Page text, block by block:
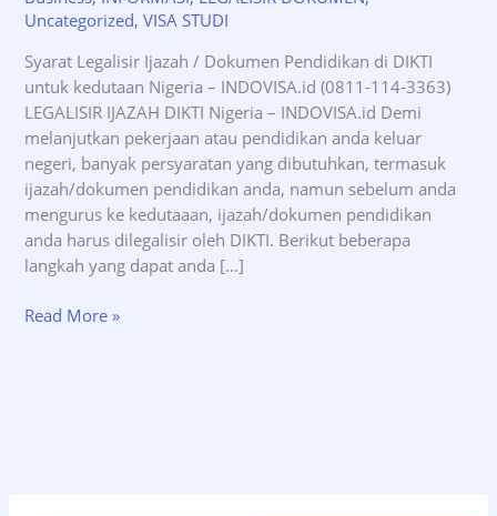
Uncategorized,VISA STUDI
Syarat Legalisir Ijazah / Dokumen Pendidikan di DIKTI
untuk kedutaan Nigeria – INDOVISA.id (0811-114-3363)
LEGALISIR IJAZAH DIKTI Nigeria – INDOVISA.id Demi
melanjutkan pekerjaan atau pendidikan anda keluar
negeri, banyak persyaratan yang dibutuhkan, termasuk
ijazah/dokumen pendidikan anda, namun sebelum anda
mengurus ke kedutaaan, ijazah/dokumen pendidikan
anda harus dilegalisir oleh DIKTI. Berikut beberapa
langkah yang dapat anda […]
Syarat
Read More »